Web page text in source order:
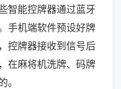
智能控牌器通过蓝牙
手机端软件预设好牌
控牌器接收到信号后
在麻将机洗牌、码牌
。